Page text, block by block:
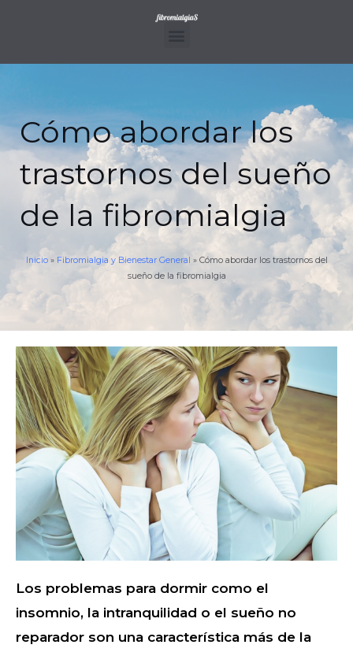
Cómo abordar los
trastornos del sueño
de la fibromialgia
Inicio» Fibromialgia y Bienestar General » Cómo abordar los trastornos del
sueño de la fibromialgia
Los problemas para dormir como el
insomnio, la intranquilidad o el sueño no
reparador son una característica más de la